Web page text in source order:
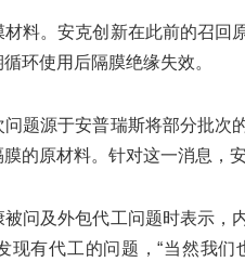
料。安克创新在此前的召回
环使用后隔膜绝缘失效。
题源于安普瑞斯将部分批次
的原材料。针对这一消息，
问及外包代工问题时表示，
现有代工的问题，“当然我